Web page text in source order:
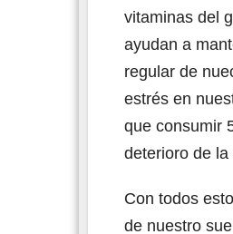
vitaminas del
ayudan a
regular de
estrés en
que consumir
deterioro de
Con todos
de nuestro